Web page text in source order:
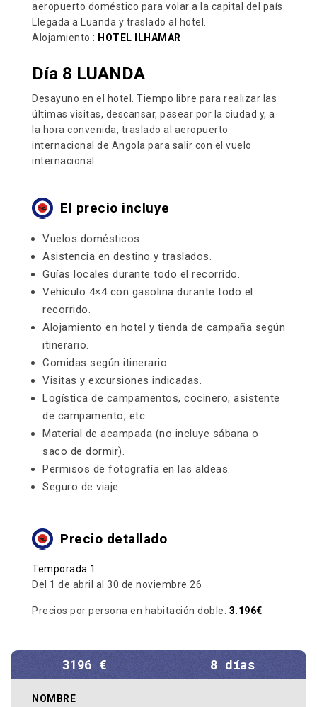
aeropuerto doméstico para volar a la capital del país.
Llegada a Luanda y traslado al hotel.
Alojamiento : HOTEL ILHAMAR
Día 8 LUANDA
Desayuno en el hotel. Tiempo libre para realizar las
últimas visitas, descansar, pasear por la ciudad y, a
la hora convenida, traslado al aeropuerto
internacional de Angola para salir con el vuelo
internacional.
El precio incluye
Vuelos domésticos.
Asistencia en destino y traslados.
Guías locales durante todo el recorrido.
Vehículo 4×4 con gasolina durante todo el
recorrido.
Alojamiento en hotel y tienda de campaña según
itinerario.
Comidas según itinerario.
Visitas y excursiones indicadas.
Logística de campamentos, cocinero, asistente
de campamento, etc.
Material de acampada (no incluye sábana o
saco de dormir).
Permisos de fotografía en las aldeas.
Seguro de viaje.
Precio detallado
Temporada 1
Del 1 de abril al 30 de noviembre 26
Precios por persona en habitación doble: 3.196€
3196 € 8 días
NOMBRE